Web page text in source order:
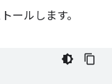
ールします。